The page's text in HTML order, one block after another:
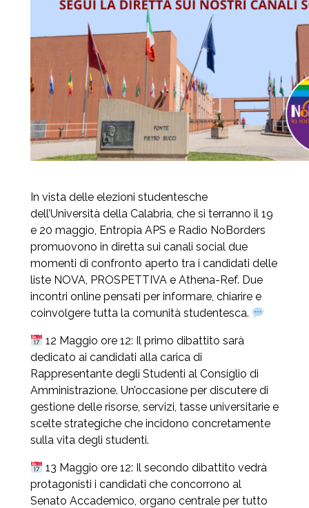
In vista delle elezioni studentesche
dell’Università della Calabria, che si terranno il 19
e 20 maggio, Entropia APS e Radio NoBorders
promuovono in diretta sui canali social due
momenti di confronto aperto tra i candidati delle
liste NOVA, PROSPETTIVA e Athena-Ref. Due
incontri online pensati per informare, chiarire e
coinvolgere tutta la comunità studentesca.
12 Maggio ore 12: Il primo dibattito sarà
dedicato ai candidati alla carica di
Rappresentante degli Studenti al Consiglio di
Amministrazione. Un’occasione per discutere di
gestione delle risorse, servizi, tasse universitarie e
scelte strategiche che incidono concretamente
sulla vita degli studenti.
13 Maggio ore 12: Il secondo dibattito vedrà
protagonisti i candidati che concorrono al
Senato Accademico, organo centrale per tutto